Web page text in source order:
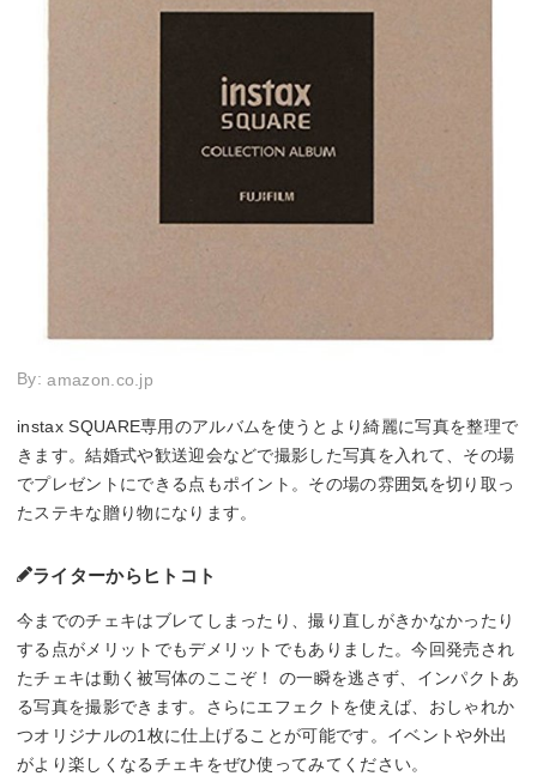
By:amazon.co.jp
instax SQUARE専用のアルバムを使うとより綺麗に写真を整理で
きます。結婚式や歓送迎会などで撮影した写真を入れて、その場
でプレゼントにできる点もポイント。その場の雰囲気を切り取っ
たステキな贈り物になります。
ライターからヒトコト
今までのチェキはブレてしまったり、撮り直しがきかなかったり
する点がメリットでもデメリットでもありました。今回発売され
たチェキは動く被写体のここぞ！ の一瞬を逃さず、インパクトあ
る写真を撮影できます。さらにエフェクトを使えば、おしゃれか
つオリジナルの1枚に仕上げることが可能です。イベントや外出
がより楽しくなるチェキをぜひ使ってみてください。